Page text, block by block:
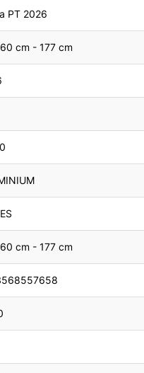
PT 2026
cm - 177 cm
cm - 177 cm